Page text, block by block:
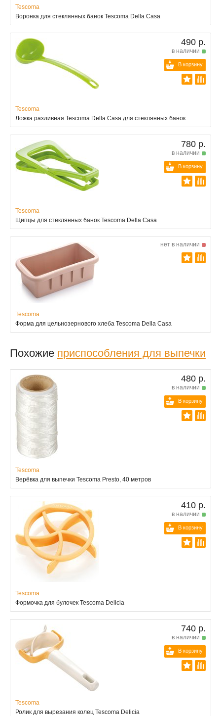
Tescoma
Воронка для стеклянных банок Tescoma Della Casa
490 р.
в наличии
В корзину
Tescoma
Ложка разливная Tescoma Della Casa для стеклянных банок
780 р.
в наличии
В корзину
Tescoma
Щипцы для стеклянных банок Tescoma Della Casa
нет в наличии
Tescoma
Форма для цельнозернового хлеба Tescoma Della Casa
Похожие приспособления для выпечки
480 р.
в наличии
В корзину
Tescoma
Верёвка для выпечки Tescoma Presto, 40 метров
410 р.
в наличии
В корзину
Tescoma
Формочка для булочек Tescoma Delicia
740 р.
в наличии
В корзину
Tescoma
Ролик для вырезания колец Tescoma Delicia